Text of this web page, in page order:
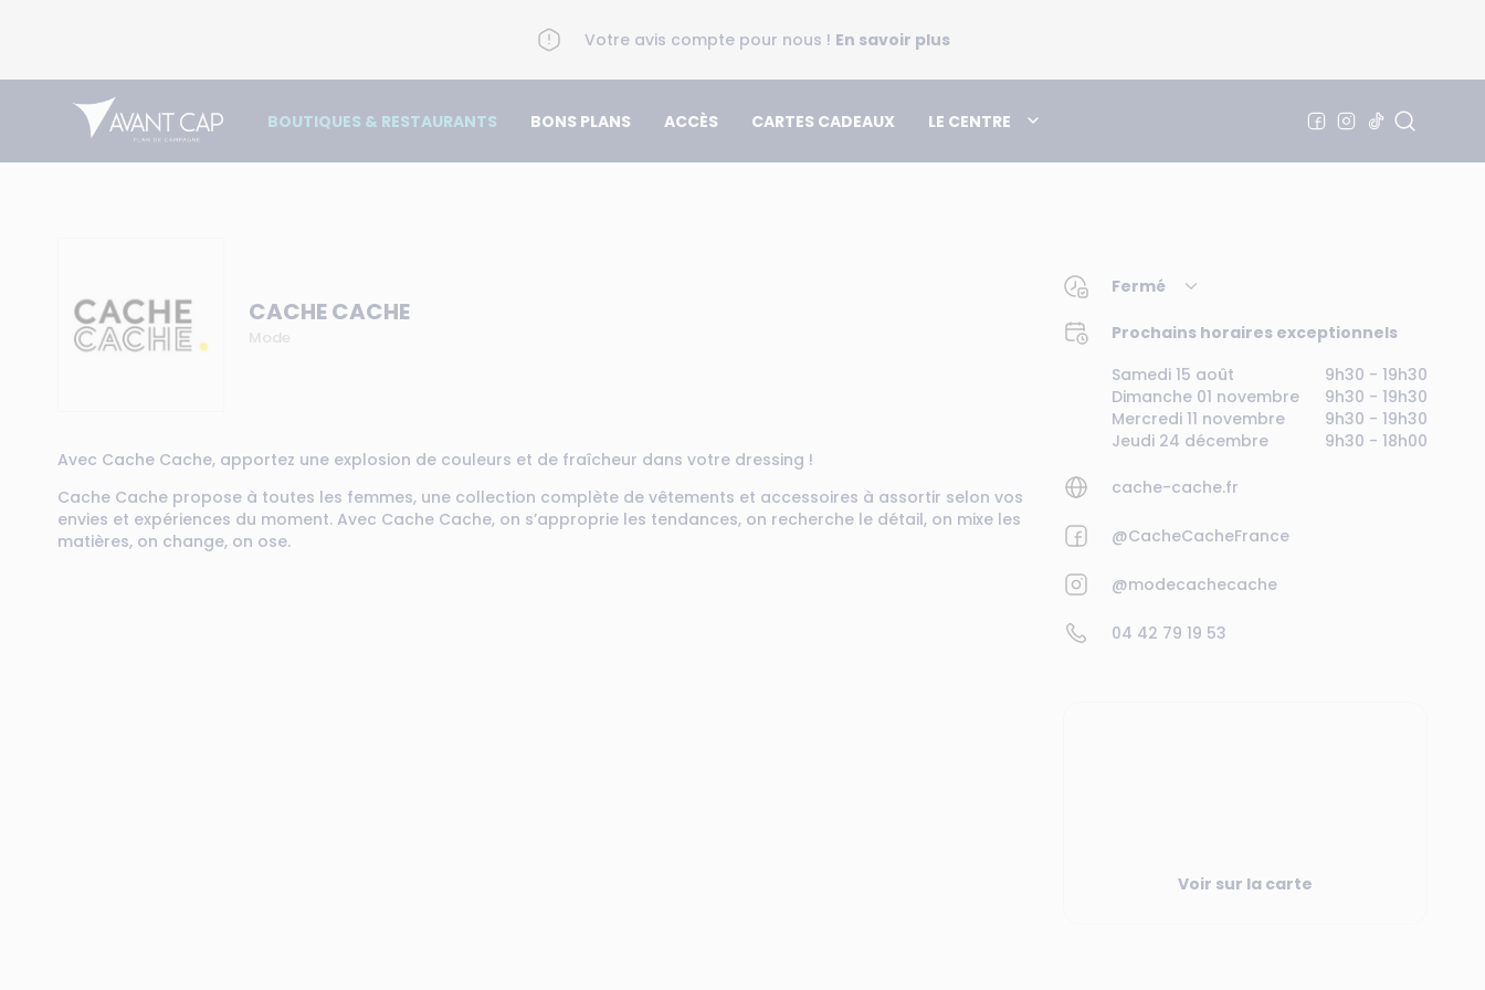
Votre avis compte pour nous ! En savoir plus
BOUTIQUES & RESTAURANTS BONS PLANS ACCÈS CARTES CADEAUX LE CENTRE
CACHE CACHE
Mode
Avec Cache Cache, apportez une explosion de couleurs et de fraîcheur dans votre dressing !
Cache Cache propose à toutes les femmes, une collection complète de vêtements et accessoires à assortir selon vos
envies et expériences du moment. Avec Cache Cache, on s’approprie les tendances, on recherche le détail, on mixe les
matières, on change, on ose.
Fermé
Prochains horaires exceptionnels
Samedi 15 août
9h30 - 19h30
Dimanche 01 novembre
9h30 - 19h30
Mercredi 11 novembre
9h30 - 19h30
Jeudi 24 décembre
9h30 - 18h00
cache-cache.fr
@CacheCacheFrance
@modecachecache
04 42 79 19 53
Voir sur la carte